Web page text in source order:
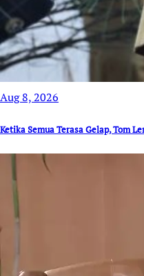
Aug 8, 2026
Ketika Semua Terasa Gelap, Tom